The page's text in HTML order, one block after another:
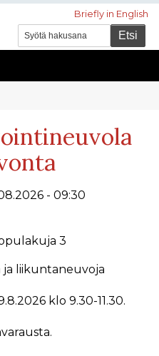
Briefly in English
- 09:30
3
liikuntaneuvoja
klo 9.30-11.30.